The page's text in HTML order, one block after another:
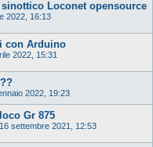
Loconet opensource
2022, 16:13
con Arduino
2022, 15:31
2022, 19:23
Gr 875
settembre 2021, 12:53